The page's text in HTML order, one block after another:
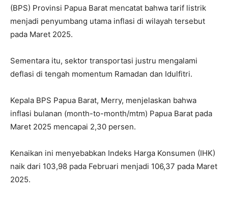
(BPS) Provinsi Papua Barat mencatat bahwa tarif listrik
menjadi penyumbang utama inflasi di wilayah tersebut
pada Maret 2025.
Sementara itu, sektor transportasi justru mengalami
deflasi di tengah momentum Ramadan dan Idulfitri.
Kepala BPS Papua Barat, Merry, menjelaskan bahwa
inflasi bulanan (month-to-month/mtm) Papua Barat pada
Maret 2025 mencapai 2,30 persen.
Kenaikan ini menyebabkan Indeks Harga Konsumen (IHK)
naik dari 103,98 pada Februari menjadi 106,37 pada Maret
2025.